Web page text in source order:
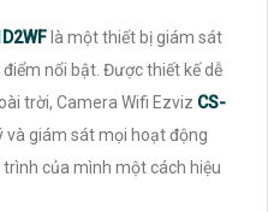
là một thiết bị giám sát
nổi bật. Được thiết kế dễ
trời, Camera Wifi Ezviz CS-
và giám sát mọi hoạt động
của mình một cách hiệu